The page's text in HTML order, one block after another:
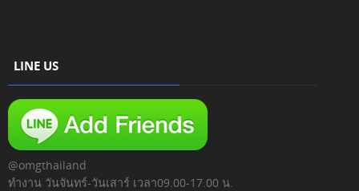
LINE US
@omgthailand
ทำงาน วันจันทร์-วันเสาร์ เวลา09.00-17.00 น.